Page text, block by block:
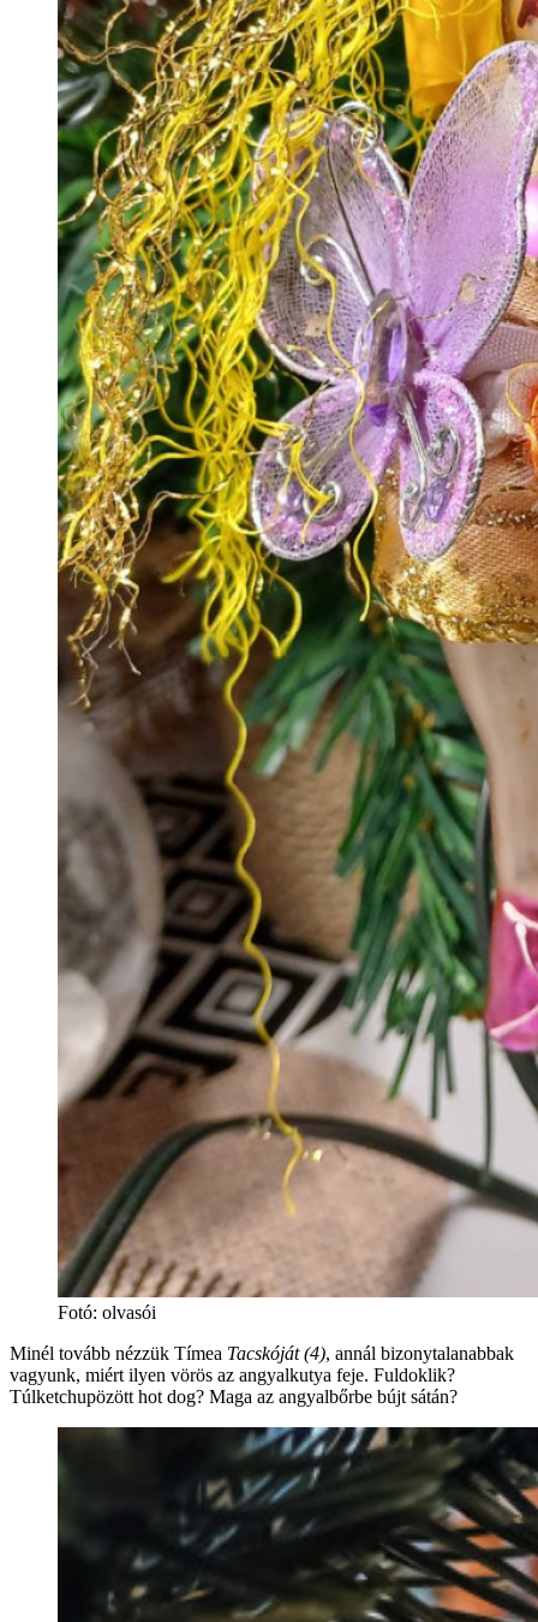
Fotó: olvasói
Minél tovább nézzük Tímea Tacskóját (4), annál bizonytalanabbak
vagyunk, miért ilyen vörös az angyalkutya feje. Fuldoklik?
Túlketchupözött hot dog? Maga az angyalbőrbe bújt sátán?